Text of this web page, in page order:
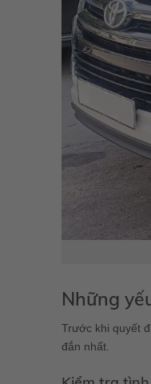
Những
Trước khi quyết
đắn nhất.